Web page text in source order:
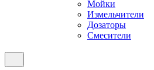
Мойки
Измельчители
Дозаторы
Смесители